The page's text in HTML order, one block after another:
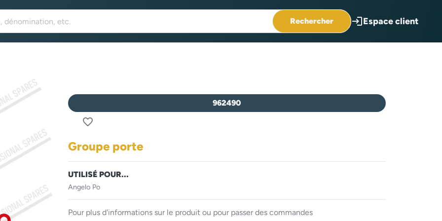
Rechercher loginEspace client
962490
favorite_border
Groupe porte
UTILISÉ POUR...
Angelo Po
Pour plus d'informations sur le produit ou pour passer des commandes